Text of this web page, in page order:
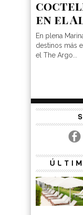
en el
En plena
destinos más
el The Argo...